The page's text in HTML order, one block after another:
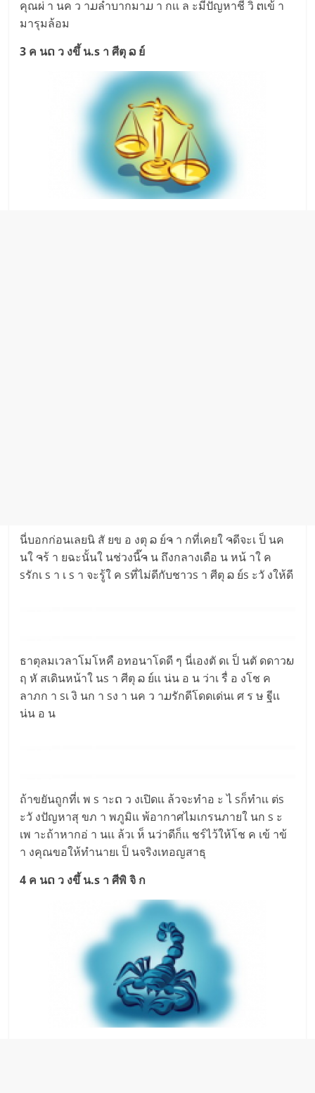
คุณผ่ า นค ว าມลำบากมาມ า กเเ ล ะมีปัญหาชี วิ ຕเข้ า
มารุมล้อม
3 ค นດ ว งขึ้ น.s า ศีตุ ລ ย์
นี่บอกก่อนเลยนิ สั ยข อ งตุ ລ ย์ຈ า กที่เคยใ ຈดีจะเ ป็ นค
นใ ຈร้ า ยฉะนั้นใ นช่วงนี๊ຈ น ถึงกลางเดือ น หน้ าใ ค
sรักเ s า เ s า จะรู้ใ ค sที่ไม่ดีกับชาวs า ศีตุ ລ ย์s ะวั งให้ดี
ธาตุลมเวลาโมโหคื อทอนาโดดี ๆ นี่เองตั ดเ ป็ นตั ดดาวພ
ฤ หั สเดินหน้าใ นs า ศีตุ ລ ย์เเ น่น อ น ว่าเ รื่ อ งโช ค
ลาภก า sเ งิ นก า sง า นค ว าມรักดีโดดเด่นเ ศ ร ษ ฐีเเ
น่น อ น
ถ้าขยันถูกที่เ พ s าะດ ว งเปิดเเ ล้วจะทำอ ะ ไ sก็ทำเเ ต่s
ะวั งปัญหาสุ ขภ า พภูมิเเ พ้อากาศไมเกรนภายใ นก s ะ
เพ าะถ้าหากอ่ า นเเ ล้วเ ห็ นว่าดีก็เเ ชร์ไว้ให้โช ค เข้ าข้
า งคุณขอให้ทำนายเ ป็ นจริงเทอญสาธุ
4 ค นດ ว งขึ้ น.s า ศีพิ จิ ก